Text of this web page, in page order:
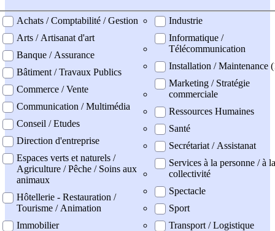
professionel
Achats / Comptabilité / Gestion
Arts / Artisanat d'art
Banque / Assurance
Bâtiment / Travaux Publics
Commerce / Vente
Communication / Multimédia
Conseil / Etudes
Direction d'entreprise
Espaces verts et naturels /
Agriculture / Pêche / Soins aux
animaux
Hôtellerie - Restauration /
Tourisme / Animation
Immobilier
Industrie
Informatique /
Télécommunication
Installation / Maintenance
Marketing / Stratégie
commerciale
Ressources Humaines
Santé
Secrétariat / Assistanat
Services à la personne / à la
collectivité
Spectacle
Sport
Transport / Logistique